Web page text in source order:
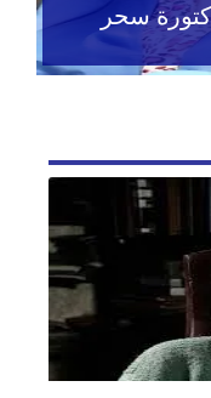
سحر